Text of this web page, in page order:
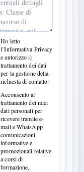
Ho letto
l’Informativa Privacy
e autorizzo il
trattamento dei dati
per la gestione della
richiesta di contatto.
Acconsento al
trattamento dei miei
dati personali per
ricevere tramite e-
mail e WhatsApp
comunicazioni
informative e
promozionali relative
a corsi di
formazione,